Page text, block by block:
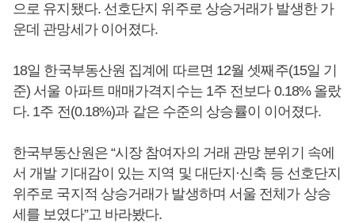
으로 유지됐다. 선호단지 위주로 상승거래가 발생한 가
운데 관망세가 이어졌다.
18일 한국부동산원 집계에 따르면 12월 셋째주(15일 기
준) 서울 아파트 매매가격지수는 1주 전보다 0.18% 올랐
다. 1주 전(0.18%)과 같은 수준의 상승률이 이어졌다.
한국부동산원은 “시장 참여자의 거래 관망 분위기 속에
서 개발 기대감이 있는 지역 및 대단지·신축 등 선호단지
위주로 국지적 상승거래가 발생하며 서울 전체가 상승
세를 보였다”고 바라봤다.